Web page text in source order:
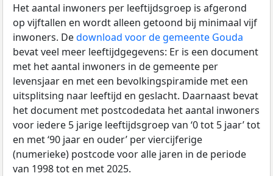
Het aantal inwoners per leeftijdsgroep is afgerond
op vijftallen en wordt alleen getoond bij minimaal vijf
inwoners. Dedownload voor de gemeente Gouda
bevat veel meer leeftijdgegevens: Er is een document
met het aantal inwoners in de gemeente per
levensjaar en met een bevolkingspiramide met een
uitsplitsing naar leeftijd en geslacht. Daarnaast bevat
het document met postcodedata het aantal inwoners
voor iedere 5 jarige leeftijdsgroep van ‘0 tot 5 jaar’ tot
en met ‘90 jaar en ouder’ per viercijferige
(numerieke) postcode voor alle jaren in de periode
van 1998 tot en met 2025.